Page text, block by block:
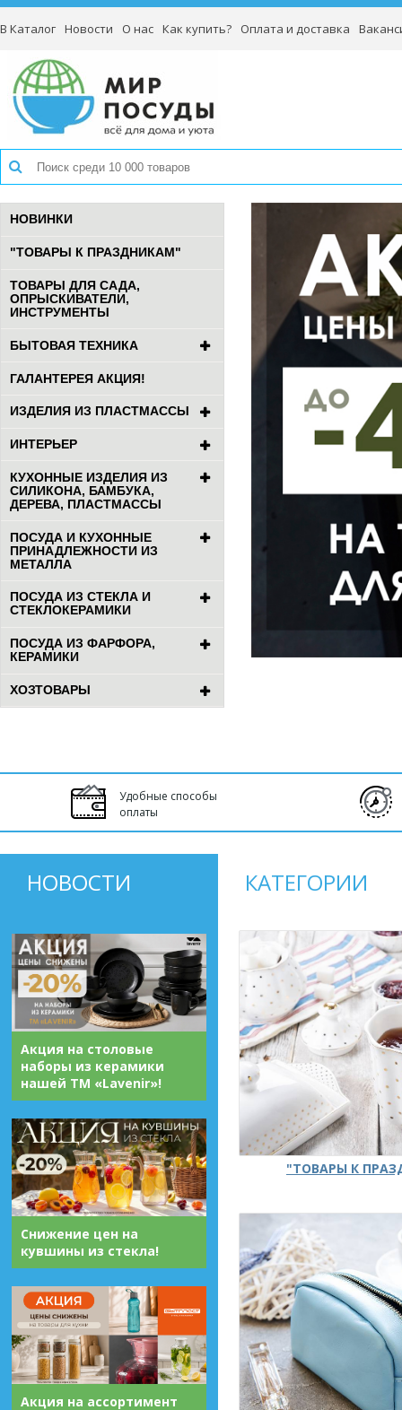
В Каталог Новости О нас Как купить? Оплата и доставка
НОВИНКИ
"ТОВАРЫ К ПРАЗДНИКАМ"
ТОВАРЫ ДЛЯ САДА,
ОПРЫСКИВАТЕЛИ,
ИНСТРУМЕНТЫ
БЫТОВАЯ ТЕХНИКА
ГАЛАНТЕРЕЯ АКЦИЯ!
ИЗДЕЛИЯ ИЗ ПЛАСТМАССЫ
ИНТЕРЬЕР
КУХОННЫЕ ИЗДЕЛИЯ ИЗ
СИЛИКОНА, БАМБУКА,
ДЕРЕВА, ПЛАСТМАССЫ
ПОСУДА И КУХОННЫЕ
ПРИНАДЛЕЖНОСТИ ИЗ
МЕТАЛЛА
ПОСУДА ИЗ СТЕКЛА И
СТЕКЛОКЕРАМИКИ
ПОСУДА ИЗ ФАРФОРА,
КЕРАМИКИ
ХОЗТОВАРЫ
Удобные способы
оплаты
НОВОСТИ
Акция на столовые
наборы из керамики
нашей ТМ «Lavenir»!
Снижение цен на
кувшины из стекла!
Акция на ассортимент
КАТЕГОРИИ
"ТОВАРЫ К